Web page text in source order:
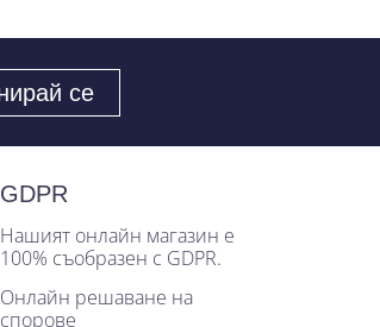
GDPR
Нашият онлайн магазин е
100% съобразен с GDPR.
Онлайн решаване на
спорове